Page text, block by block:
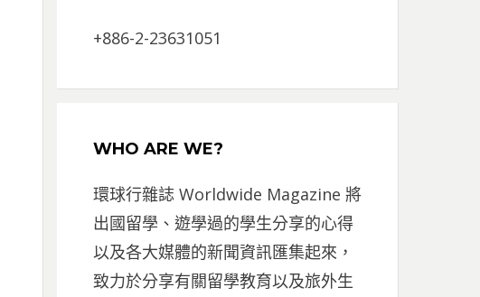
+886-2-23631051
WHO ARE WE?
環球行雜誌 Worldwide Magazine 將
出國留學、遊學過的學生分享的心得
以及各大媒體的新聞資訊匯集起來，
致力於分享有關留學教育以及旅外生